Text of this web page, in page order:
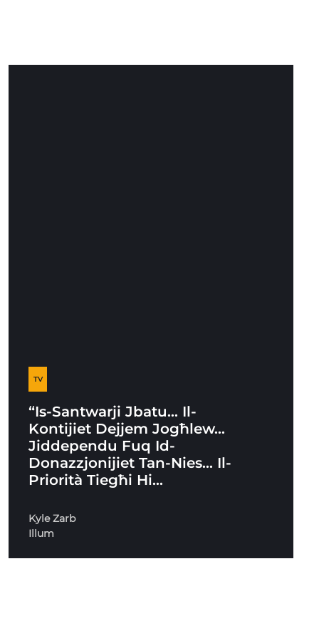
TV
“Is-Santwarji Jbatu… Il-
Kontijiet Dejjem Jogħlew…
Jiddependu Fuq Id-
Donazzjonijiet Tan-Nies… Il-
Priorità Tiegħi Hi…
Kyle Zarb
Illum